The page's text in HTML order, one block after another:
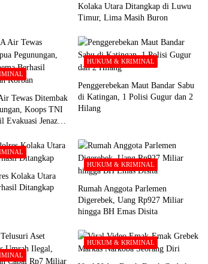
Kolaka Utara Ditangkap di Luwu
Timur, Lima Masih Buron
Tewas Ditembak
Koops TNI
Evakuasi Jenazah
HUKUM & KRIMINAL
Penggerebekan Maut Bandar Sabu
di Katingan, 1 Polisi Gugur dan 2
Hilang
Kolaka Utara
Ditangkap
HUKUM & KRIMINAL
Rumah Anggota Parlemen
Digerebek, Uang Rp927 Miliar
hingga BH Emas Disita
HUKUM & KRIMINAL